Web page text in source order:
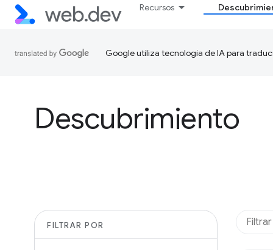
Recursos
Google utiliza tecnología de IA para
Descubrimiento
FILTRAR POR